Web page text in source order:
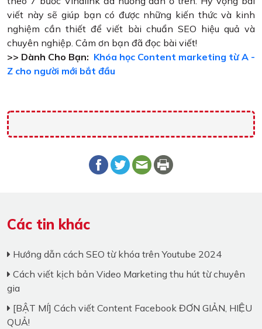
viết này sẽ giúp bạn có được những kiến thức và kinh
nghiệm cần thiết để viết bài chuẩn SEO hiệu quả và
chuyên nghiệp. Cảm ơn bạn đã đọc bài viết!
>> Dành Cho Bạn: Khóa học Content marketing từ A -
Z cho người mới bắt đầu
Các tin khác
Hướng dẫn cách SEO từ khóa trên Youtube 2024
Cách viết kịch bản Video Marketing thu hút từ chuyên
gia
[BẬT MÍ] Cách viết Content Facebook ĐƠN GIẢN, HIỆU
QUẢ!